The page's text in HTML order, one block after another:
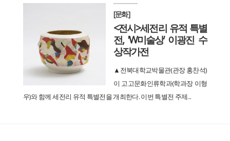
[문화]
<전시>세전리 유적 특별
전, 'W미술상’ 이광진 수
상작가전
▲전북대학교박물관(관장 홍찬석)
이 고고문화인류학과(학과장 이형
우)와 함께 세전리 유적 특별전을 개최한다. 이번 특별전 주제...